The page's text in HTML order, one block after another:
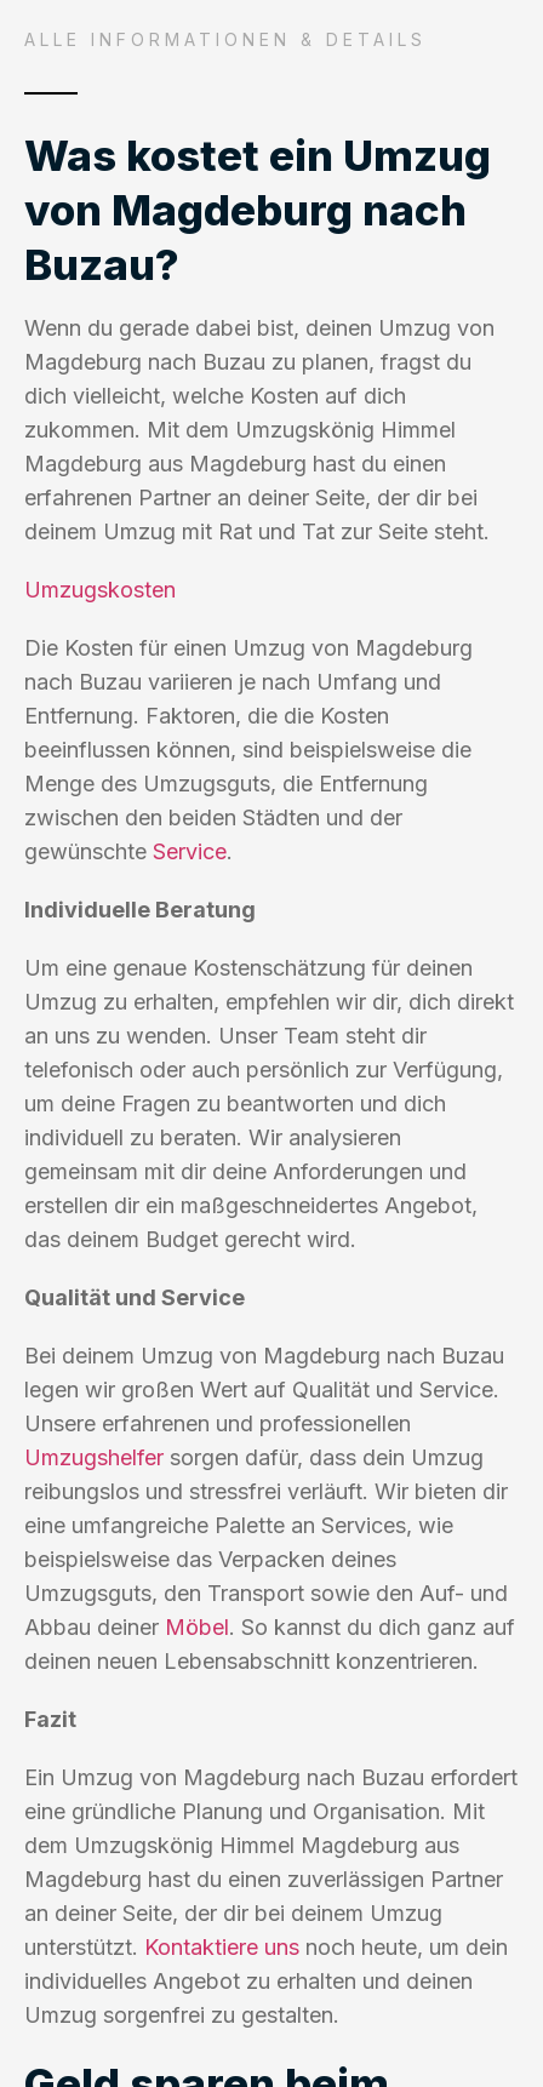
ALLE INFORMATIONEN & DETAILS
Was kostet ein Umzug
von Magdeburg nach
Buzau?
Wenn du gerade dabei bist, deinen Umzug von
Magdeburg nach Buzau zu planen, fragst du
dich vielleicht, welche Kosten auf dich
zukommen. Mit dem Umzugskönig Himmel
Magdeburg aus Magdeburg hast du einen
erfahrenen Partner an deiner Seite, der dir bei
deinem Umzug mit Rat und Tat zur Seite steht.
Umzugskosten
Die Kosten für einen Umzug von Magdeburg
nach Buzau variieren je nach Umfang und
Entfernung. Faktoren, die die Kosten
beeinflussen können, sind beispielsweise die
Menge des Umzugsguts, die Entfernung
zwischen den beiden Städten und der
gewünschte Service.
Individuelle Beratung
Um eine genaue Kostenschätzung für deinen
Umzug zu erhalten, empfehlen wir dir, dich direkt
an uns zu wenden. Unser Team steht dir
telefonisch oder auch persönlich zur Verfügung,
um deine Fragen zu beantworten und dich
individuell zu beraten. Wir analysieren
gemeinsam mit dir deine Anforderungen und
erstellen dir ein maßgeschneidertes Angebot,
das deinem Budget gerecht wird.
Qualität und Service
Bei deinem Umzug von Magdeburg nach Buzau
legen wir großen Wert auf Qualität und Service.
Unsere erfahrenen und professionellen
Umzugshelfer sorgen dafür, dass dein Umzug
reibungslos und stressfrei verläuft. Wir bieten dir
eine umfangreiche Palette an Services, wie
beispielsweise das Verpacken deines
Umzugsguts, den Transport sowie den Auf- und
Abbau deiner Möbel. So kannst du dich ganz auf
deinen neuen Lebensabschnitt konzentrieren.
Fazit
Ein Umzug von Magdeburg nach Buzau erfordert
eine gründliche Planung und Organisation. Mit
dem Umzugskönig Himmel Magdeburg aus
Magdeburg hast du einen zuverlässigen Partner
an deiner Seite, der dir bei deinem Umzug
unterstützt. Kontaktiere uns noch heute, um dein
individuelles Angebot zu erhalten und deinen
Umzug sorgenfrei zu gestalten.